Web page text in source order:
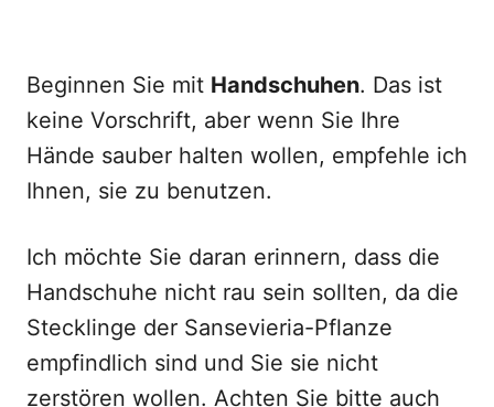
Beginnen Sie mit Handschuhen. Das ist
keine Vorschrift, aber wenn Sie Ihre
Hände sauber halten wollen, empfehle ich
Ihnen, sie zu benutzen.
Ich möchte Sie daran erinnern, dass die
Handschuhe nicht rau sein sollten, da die
Stecklinge der Sansevieria-Pflanze
empfindlich sind und Sie sie nicht
zerstören wollen. Achten Sie bitte auch